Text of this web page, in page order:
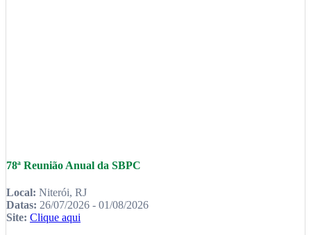
78ª Reunião Anual da SBPC
Local: Niterói, RJ
Datas: 26/07/2026 - 01/08/2026
Site: Clique aqui